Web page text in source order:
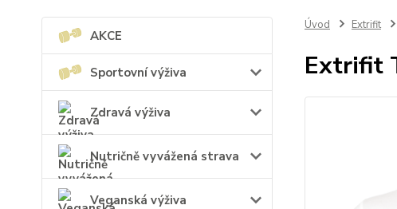
AKCE
Sportovní výživa
Zdravá výživa
Nutričně vyvážená strava
Veganská výživa
Úvod Extrifit
Extrifit